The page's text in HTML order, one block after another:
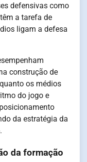
defensivas como
a tarefa de
ligam a defesa
construção de
os médios
do jogo e
da estratégia da
da formação